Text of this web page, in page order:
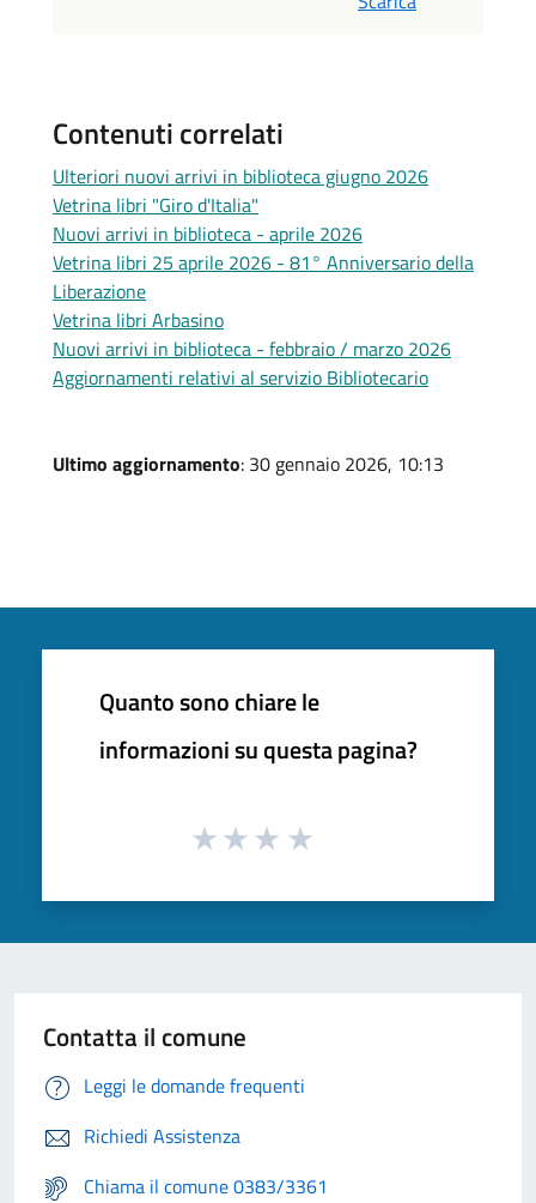
Contenuti correlati
Ulteriori nuovi arrivi in biblioteca giugno 2026
Vetrina libri "Giro d'Italia"
Nuovi arrivi in biblioteca - aprile 2026
Vetrina libri 25 aprile 2026 - 81° Anniversario della
Liberazione
Vetrina libri Arbasino
Nuovi arrivi in biblioteca - febbraio / marzo 2026
Aggiornamenti relativi al servizio Bibliotecario
Ultimo aggiornamento: 30 gennaio 2026, 10:13
Quanto sono chiare le
informazioni su questa pagina?
Contatta il comune
Leggi le domande frequenti
Richiedi Assistenza
Chiama il comune 0383/3361